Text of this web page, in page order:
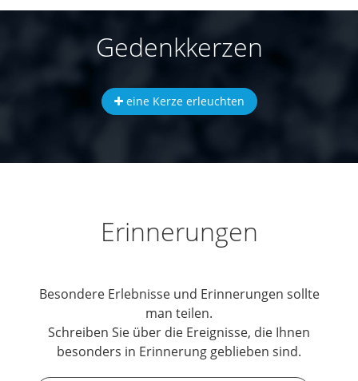
Gedenkkerzen
eine Kerze erleuchten
Erinnerungen
Besondere Erlebnisse und Erinnerungen sollte
man teilen.
Schreiben Sie über die Ereignisse, die Ihnen
besonders in Erinnerung geblieben sind.